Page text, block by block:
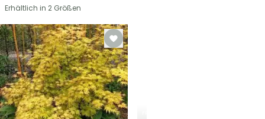
Erhältlich in 2 Größen